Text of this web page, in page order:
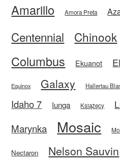
Amarillo Amora Preta
Centennial Chinook
Columbus Ekuanot
Equinox Galaxy Hallertau
Idaho 7 Iunga Książęcy
Marynka
Mosaic
Nectaron Nelson Sauvin